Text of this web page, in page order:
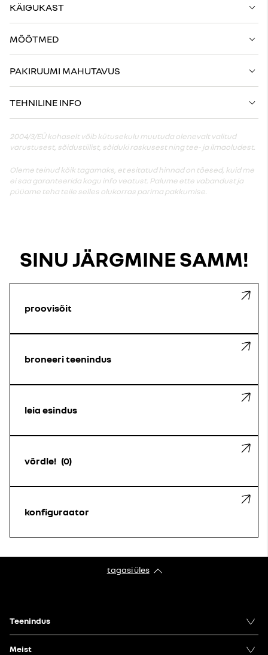
KÄIGUKAST
MÕÕTMED
PAKIRUUMI MAHUTAVUS
TEHNILINE INFO
2004/3/EÜ kohaselt võib kütusekulu muutuda olenevalt valitud
varustusest, sõidustiilist, sõiduki raskusest ning tee- ja ilmaoludest.
Oleme teinud kõik tagamaks, et esitatud hinnad on tõesed, kuid me
ei saa garanteerida kogu info veatust. Palume ette vabandust ja
püüame teha teile selles olukorras parima pakkumise.
SINU JÄRGMINE SAMM!
proovisõit
broneeri teenindus
leia esindus
võrdle! 0
konfiguraator
tagasi üles
Teenindus
Meist